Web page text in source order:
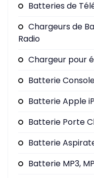
Batteries de
Chargeurs de
Radio
Chargeur pour
Batterie
Batterie Apple
Batterie Porte
Batterie
Batterie MP3,